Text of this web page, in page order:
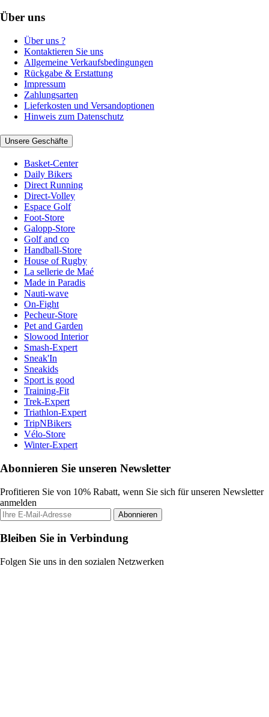
Über uns
Über uns ?
Kontaktieren Sie uns
Allgemeine Verkaufsbedingungen
Rückgabe & Erstattung
Impressum
Zahlungsarten
Lieferkosten und Versandoptionen
Hinweis zum Datenschutz
Unsere Geschäfte
Basket-Center
Daily Bikers
Direct Running
Direct-Volley
Espace Golf
Foot-Store
Galopp-Store
Golf and co
Handball-Store
House of Rugby
La sellerie de Maé
Made in Paradis
Nauti-wave
On-Fight
Pecheur-Store
Pet and Garden
Slowood Interior
Smash-Expert
Sneak'In
Sneakids
Sport is good
Training-Fit
Trek-Expert
Triathlon-Expert
TripNBikers
Vélo-Store
Winter-Expert
Abonnieren Sie unseren Newsletter
Profitieren Sie von 10% Rabatt, wenn Sie sich für unseren Newsletter
anmelden
Abonnieren
Bleiben Sie in Verbindung
Folgen Sie uns in den sozialen Netzwerken